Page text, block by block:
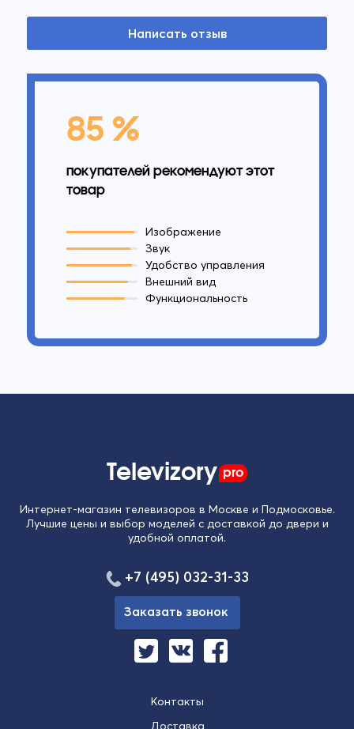
Написать отзыв
85 %
покупателей рекомендуют этот
товар
Изображение
Звук
Удобство управления
Внешний вид
Функциональность
Televizory pro
Интернет-магазин телевизоров в Москве и Подмосковье.
Лучшие цены и выбор моделей с доставкой до двери и
удобной оплатой.
Контакты
Доставка
+7 (495) 032-31-33
Заказать звонок